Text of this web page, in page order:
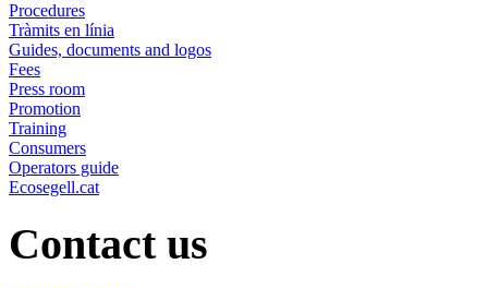
Procedures
Tràmits en línia
Guides, documents and logos
Fees
Press room
Promotion
Training
Consumers
Operators guide
Ecosegell.cat
Contact us